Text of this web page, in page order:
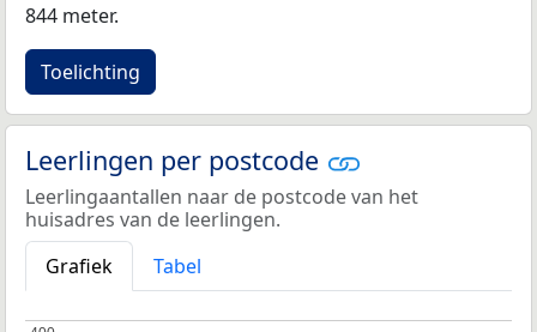
844 meter.
Toelichting
Leerlingen per postcode
Leerlingaantallen naar de postcode van het
huisadres van de leerlingen.
Grafiek
Tabel